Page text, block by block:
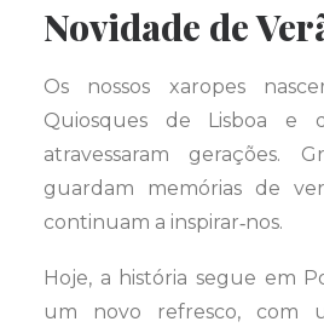
Novidade de
Os nossos xaropes
Quiosques de Lisboa e
atravessaram gerações.
guardam memórias de
continuam a inspirar‑nos.
Hoje, a história segue em
um novo refresco, com